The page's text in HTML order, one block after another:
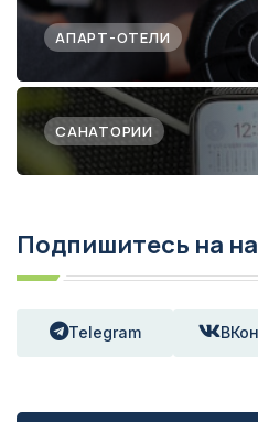
АПАРТ-ОТЕЛИ
САНАТОРИИ
Подпишитесь на
Telegram